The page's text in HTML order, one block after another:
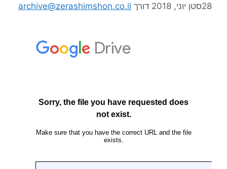
28סטן יוני, 2018 דורך archive@zerashimshon.co.il